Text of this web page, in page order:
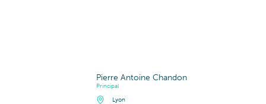
Pierre Antoine Chandon
Principal
Lyon